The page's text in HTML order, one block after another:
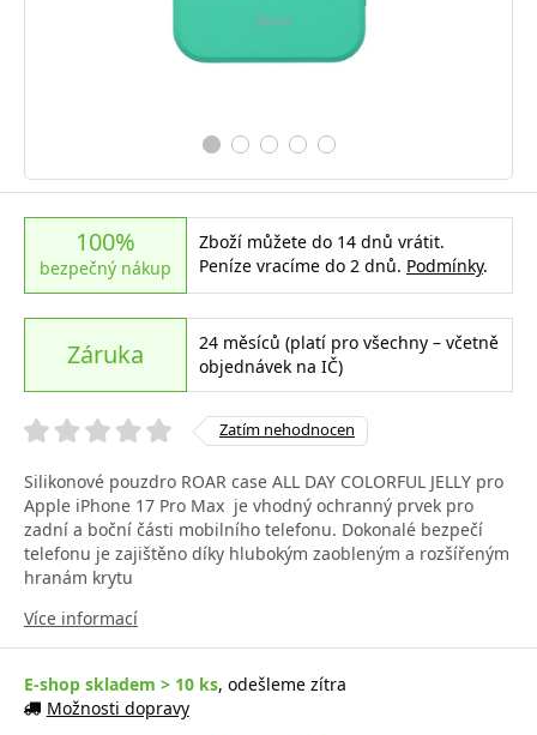
100%
bezpečný nákup
Zboží můžete do 14 dnů vrátit.
Peníze vracíme do 2 dnů. Podmínky.
Záruka
24 měsíců (platí pro všechny – včetně
objednávek na IČ)
Zatím nehodnocen
Silikonové pouzdro ROAR case ALL DAY COLORFUL JELLY pro
Apple iPhone 17 Pro Max je vhodný ochranný prvek pro
zadní a boční části mobilního telefonu. Dokonalé bezpečí
telefonu je zajištěno díky hlubokým zaobleným a rozšířeným
hranám krytu
Více informací
E-shop skladem > 10 ks, odešleme zítra
Možnosti dopravy